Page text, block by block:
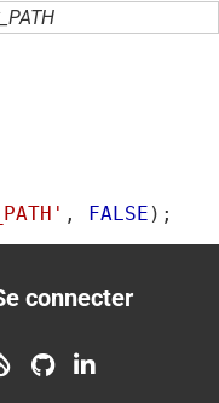
, FALSE );
connecter